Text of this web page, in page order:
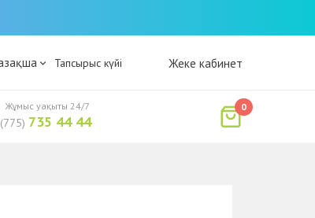
Тапсырыс күйі Жеке кабинет
735 44 44
Жұмыс уақыты 24/7 0